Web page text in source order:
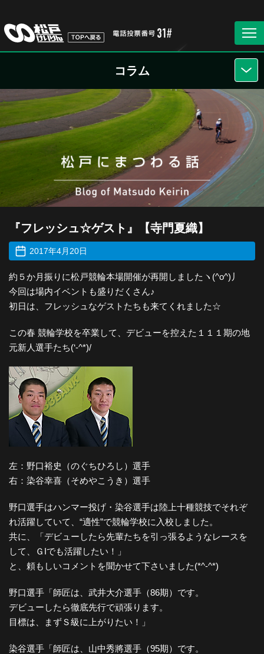
コラム
『フレッシュ☆ゲスト』【寺門夏織】
2017年4月20日
約５か月振りに松戸競輪本場開催が再開しましたヽ(^o^)丿
今回は場内イベントも盛りだくさん♪
初日は、フレッシュなゲストたちも来てくれました☆
この春 競輪学校を卒業して、デビューを控えた１１１期の地
元新人選手たち(‘-^*)/
左：野口裕史（のぐちひろし）選手
右：染谷幸喜（そめやこうき）選手
野口選手はハンマー投げ・染谷選手は陸上十種競技でそれぞ
れ活躍していて、“適性”で競輪学校に入校しました。
共に、「デビューしたら先輩たちを引っ張るようなレースを
して、ＧIでも活躍したい！」
と、頼もしいコメントを聞かせて下さいました(*^-^*)
野口選手「師匠は、武井大介選手（86期）です。
デビューしたら徹底先行で頑張ります。
目標は、まずＳ級に上がりたい！」
染谷選手「師匠は、山中秀將選手（95期）です。